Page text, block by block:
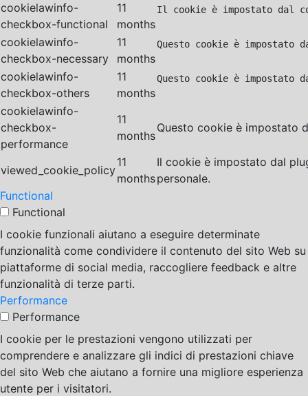
cookielawinfo-
checkbox-functional
11
months
Il cookie è impostato dal
cookielawinfo-
checkbox-necessary
11
months
Questo cookie è impostato
cookielawinfo-
checkbox-others
11
months
Questo cookie è
cookielawinfo-
checkbox-
performance
11
months
Questo cookie è impostato
viewed_cookie_policy
11
months
Il cookie è impostato dal
personale.
Functional
Functional
I cookie funzionali aiutano a eseguire determinate
funzionalità come condividere il contenuto del sito Web su
piattaforme di social media, raccogliere feedback e altre
funzionalità di terze parti.
Performance
Performance
I cookie per le prestazioni vengono utilizzati per
comprendere e analizzare gli indici di prestazioni chiave
del sito Web che aiutano a fornire una migliore esperienza
utente per i visitatori.